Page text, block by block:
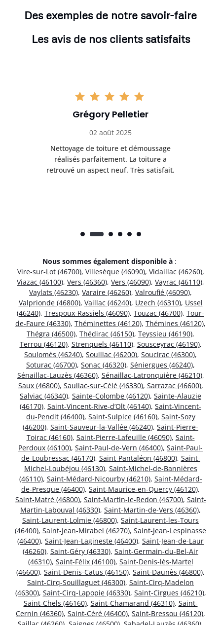
Des exemples de notre savoir-faire
Les avis de nos clients satisfaits
Grégory Pelletier
02 août 2025
Nettoyage de toiture et démoussage
réalisés parfaitement. La toiture a
retrouvé un aspect neuf. Très satisfait.
Nous sommes également disponible à :
Vire-sur-Lot (46700), Villesèque (46090), Vidaillac (46260),
Viazac (46100), Vers (46360), Vers (46090), Vayrac (46110),
Vaylats (46230), Varaire (46260), Valroufié (46090),
Valprionde (46800), Vaillac (46240), Uzech (46310), Ussel
(46240), Trespoux-Rassiels (46090), Touzac (46700), Tour-
de-Faure (46330), Théminettes (46120), Thémines (46120),
Thégra (46500), Thédirac (46150), Teyssieu (46190),
Terrou (46120), Strenquels (46110), Sousceyrac (46190),
Soulomès (46240), Souillac (46200), Soucirac (46300),
Soturac (46700), Sonac (46320), Séniergues (46240),
Sénaillac-Lauzès (46360), Sénaillac-Latronquière (46210),
Saux (46800), Sauliac-sur-Célé (46330), Sarrazac (46600),
Salviac (46340), Sainte-Colombe (46120), Sainte-Alauzie
(46170), Saint-Vincent-Rive-d’Olt (46140), Saint-Vincent-
du-Pendit (46400), Saint-Sulpice (46160), Saint-Sozy
(46200), Saint-Sauveur-la-Vallée (46240), Saint-Pierre-
Toirac (46160), Saint-Pierre-Lafeuille (46090), Saint-
Perdoux (46100), Saint-Paul-de-Vern (46400), Saint-Paul-
de-Loubressac (46170), Saint-Pantaléon (46800), Saint-
Michel-Loubéjou (46130), Saint-Michel-de-Bannières
(46110), Saint-Médard-Nicourby (46210), Saint-Médard-
de-Presque (46400), Saint-Maurice-en-Quercy (46120),
Saint-Matré (46800), Saint-Martin-le-Redon (46700), Saint-
Martin-Labouval (46330), Saint-Martin-de-Vers (46360),
Saint-Laurent-Lolmie (46800), Saint-Laurent-les-Tours
(46400), Saint-Jean-Mirabel (46270), Saint-Jean-Lespinasse
(46400), Saint-Jean-Lagineste (46400), Saint-Jean-de-Laur
(46260), Saint-Géry (46330), Saint-Germain-du-Bel-Air
(46310), Saint-Félix (46100), Saint-Denis-lès-Martel
(46600), Saint-Denis-Catus (46150), Saint-Daunès (46800),
Saint-Cirq-Souillaguet (46300), Saint-Cirq-Madelon
(46300), Saint-Cirq-Lapopie (46330), Saint-Cirgues (46210),
Saint-Chels (46160), Saint-Chamarand (46310), Saint-
Cernin (46360), Saint-Céré (46400), Saint-Bressou (46120),